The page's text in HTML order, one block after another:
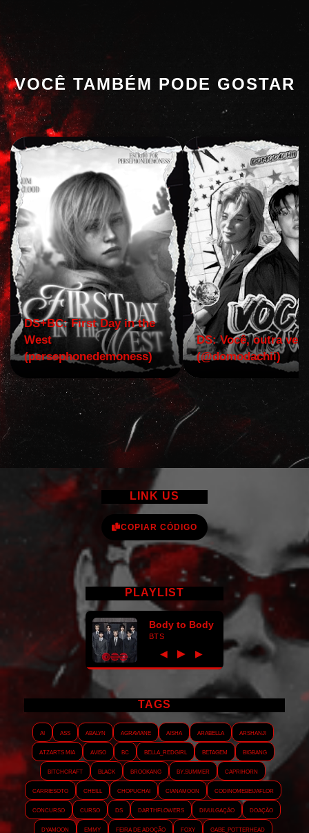
VOCÊ TAMBÉM PODE GOSTAR
DS+BC: First Day in the
West
(persephonedemoness)
DS: Você, outra vez!
(@domodachii)
LINK US
COPIAR CÓDIGO
PLAYLIST
Body to Body
BTS
◀ ► ▶
TAGS
AI ASS Abalyn Agraviane Aisha Arabella
Arshanji
Atzarts Mia
Aviso BC Bella_RedGirl Betagem
Bigbang
Bitchcraft
Black Brookang By.summer
Caprihorn
Carriesoto
Cheill Chopuchai Cianamoon
Codinomebeijaflor
Concurso
Curso DS Darthflowers Divulgação
Doação
Dyamoon
Emmy Feira de adoção Foxy Gabe_Potterhead